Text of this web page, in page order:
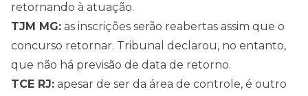
retornando à atuação.
TJM MG: as inscrições serão reabertas assim que o
concurso retornar. Tribunal declarou, no entanto,
que não há previsão de data de retorno.
TCE RJ: apesar de ser da área de controle, é outro